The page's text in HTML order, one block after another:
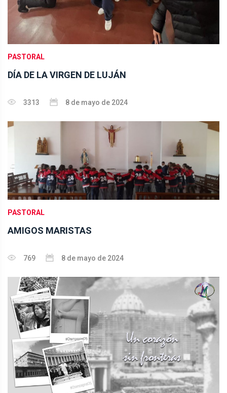
PASTORAL
DÍA DE LA VIRGEN DE LUJÁN
3313 8 de mayo de 2024
PASTORAL
AMIGOS MARISTAS
769 8 de mayo de 2024